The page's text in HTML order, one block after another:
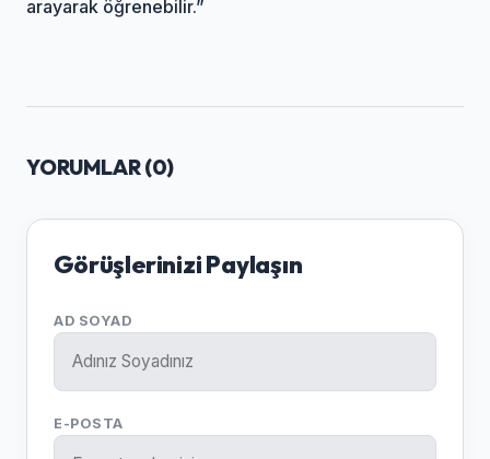
arayarak öğrenebilir.”
YORUMLAR (0)
Görüşlerinizi Paylaşın
AD SOYAD
E-POSTA